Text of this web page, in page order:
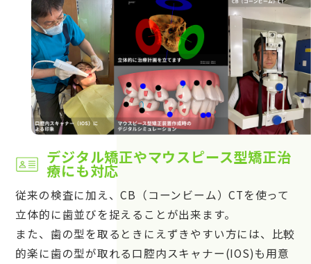
デジタル矯正やマウスピース型矯正治
療にも対応
従来の検査に加え、CB（コーンビーム）CTを使って
立体的に歯並びを捉えることが出来ます。
また、歯の型を取るときにえずきやすい方には、比較
的楽に歯の型が取れる口腔内スキャナー(IOS)も用意